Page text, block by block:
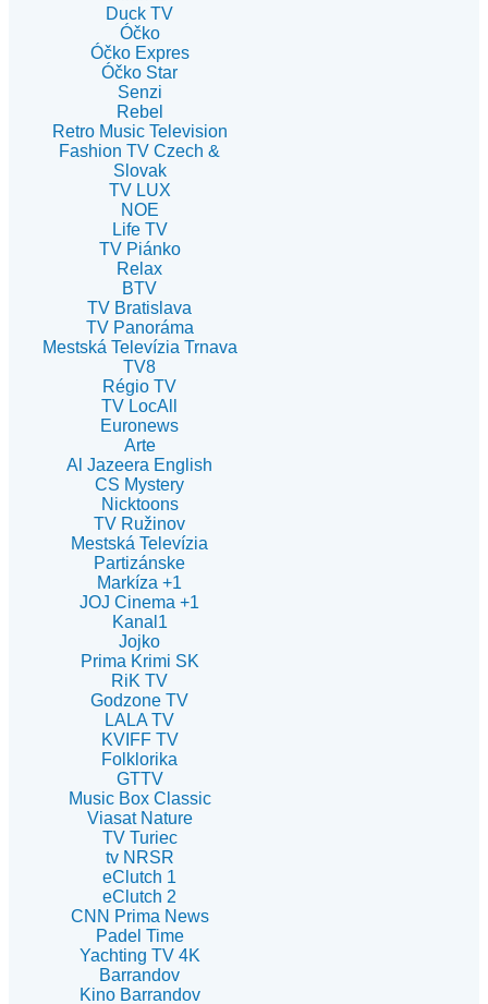
Duck TV
Óčko
Óčko Expres
Óčko Star
Senzi
Rebel
Retro Music Television
Fashion TV Czech &
Slovak
TV LUX
NOE
Life TV
TV Piánko
Relax
BTV
TV Bratislava
TV Panoráma
Mestská Televízia Trnava
TV8
Régio TV
TV LocAll
Euronews
Arte
Al Jazeera English
CS Mystery
Nicktoons
TV Ružinov
Mestská Televízia
Partizánske
Markíza +1
JOJ Cinema +1
Kanal1
Jojko
Prima Krimi SK
RiK TV
Godzone TV
LALA TV
KVIFF TV
Folklorika
GTTV
Music Box Classic
Viasat Nature
TV Turiec
tv NRSR
eClutch 1
eClutch 2
CNN Prima News
Padel Time
Yachting TV 4K
Barrandov
Kino Barrandov